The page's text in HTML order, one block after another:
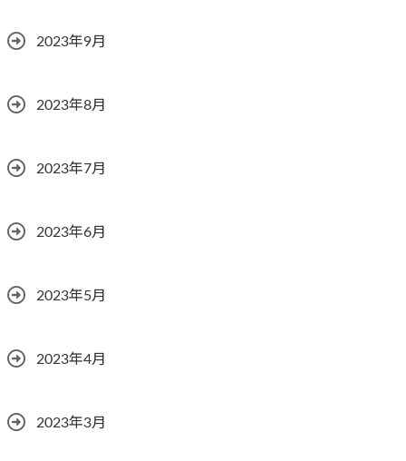
2023年9月
2023年8月
2023年7月
2023年6月
2023年5月
2023年4月
2023年3月